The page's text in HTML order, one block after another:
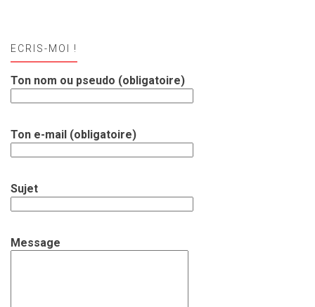
ECRIS-MOI !
Ton nom ou pseudo (obligatoire)
Ton e-mail (obligatoire)
Sujet
Message